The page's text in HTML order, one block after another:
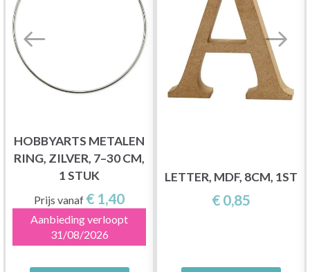
HOBBYARTS METALEN
RING, ZILVER, 7–30 CM,
1 STUK
Prijs vanaf € 1,40
Aanbieding verloopt
31/08/2026
LETTER, MDF, 8CM, 1ST
€ 0,85